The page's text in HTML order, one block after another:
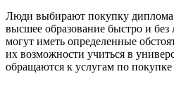
Люди выбирают покупку диплома
высшее образование быстро и
могут иметь определенные
их возможности учиться в
обращаются к услугам по